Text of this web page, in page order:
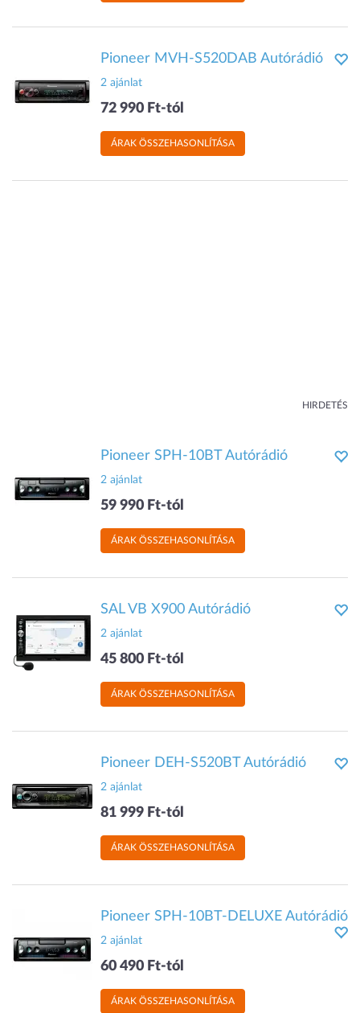
Pioneer MVH-S520DAB Autórádió
2 ajánlat
72 990 Ft-tól
ÁRAK ÖSSZEHASONLÍTÁSA
HIRDETÉS
Pioneer SPH-10BT Autórádió
2 ajánlat
59 990 Ft-tól
ÁRAK ÖSSZEHASONLÍTÁSA
SAL VB X900 Autórádió
2 ajánlat
45 800 Ft-tól
ÁRAK ÖSSZEHASONLÍTÁSA
Pioneer DEH-S520BT Autórádió
2 ajánlat
81 999 Ft-tól
ÁRAK ÖSSZEHASONLÍTÁSA
Pioneer SPH-10BT-DELUXE Autórádió
2 ajánlat
60 490 Ft-tól
ÁRAK ÖSSZEHASONLÍTÁSA